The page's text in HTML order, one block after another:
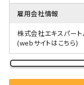
雇用会社情報
株式会社エキスパー
(webサイトはこちら)